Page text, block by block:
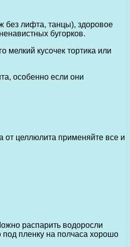
без лифта, танцы), здоровое
бугорков.
мелкий кусочек тортика или
особенно если они
от целлюлита применяйте все и
распарить водоросли
пленку на полчаса хорошо